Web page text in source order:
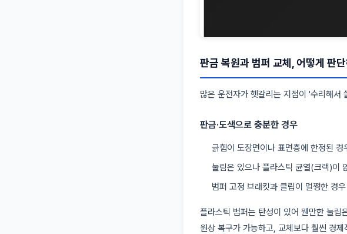
판금 복원과 범퍼 교체, 어떻게 판
많은 운전자가 헷갈리는 지점이 '수리해서
판금·도색으로 충분한 경우
긁힘이 도장면이나 표면층에 한정된 경
눌림은 있으나 플라스틱 균열(크랙)이
범퍼 고정 브래킷과 클립이 멀쩡한 경우
플라스틱 범퍼는 탄성이 있어 웬만한 눌림
원상 복구가 가능하고, 교체보다 훨씬 경제